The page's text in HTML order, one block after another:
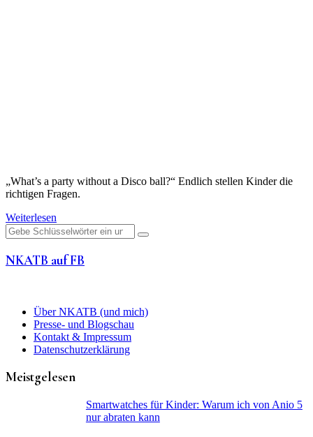
„What’s a party without a Disco ball?“ Endlich stellen Kinder die
richtigen Fragen.
Weiterlesen
Suchen
nach:
NKATB auf FB
Über NKATB (und mich)
Presse- und Blogschau
Kontakt & Impressum
Datenschutzerklärung
Meistgelesen
Smartwatches für Kinder: Warum ich von Anio 5
nur abraten kann